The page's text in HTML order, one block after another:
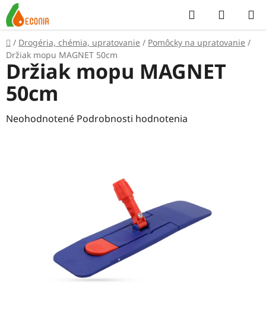
Prejsť
na
obsah
Hľadať
KOŠÍK
Domov
/ Drogéria, chémia, upratovanie / Pomôcky na upratovanie /
Držiak mopu MAGNET 50cm
Držiak mopu MAGNET
50cm
Priemerné
Neohodnotené Podrobnosti hodnotenia